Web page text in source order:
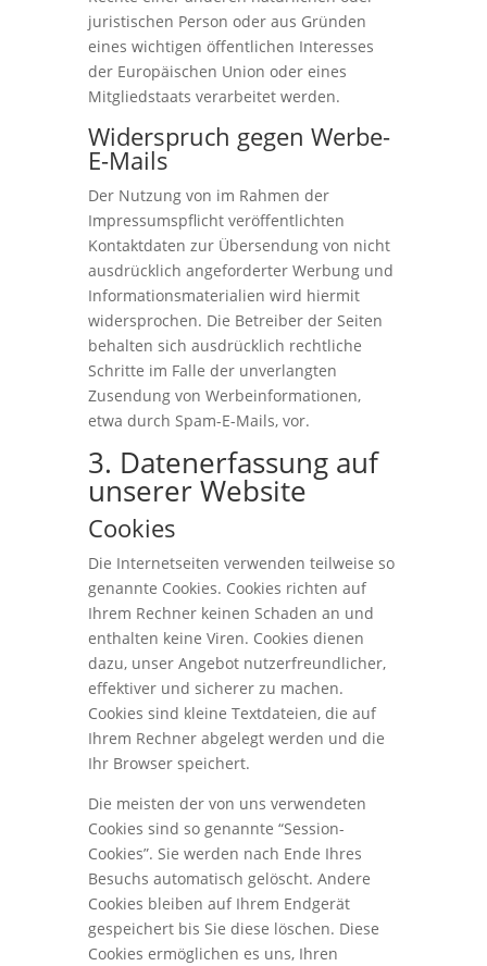
juristischen Person oder aus Gründen
eines wichtigen öffentlichen Interesses
der Europäischen Union oder eines
Mitgliedstaats verarbeitet werden.
Widerspruch gegen Werbe-
E-Mails
Der Nutzung von im Rahmen der
Impressumspflicht veröffentlichten
Kontaktdaten zur Übersendung von nicht
ausdrücklich angeforderter Werbung und
Informationsmaterialien wird hiermit
widersprochen. Die Betreiber der Seiten
behalten sich ausdrücklich rechtliche
Schritte im Falle der unverlangten
Zusendung von Werbeinformationen,
etwa durch Spam-E-Mails, vor.
3. Datenerfassung auf
unserer Website
Cookies
Die Internetseiten verwenden teilweise so
genannte Cookies. Cookies richten auf
Ihrem Rechner keinen Schaden an und
enthalten keine Viren. Cookies dienen
dazu, unser Angebot nutzerfreundlicher,
effektiver und sicherer zu machen.
Cookies sind kleine Textdateien, die auf
Ihrem Rechner abgelegt werden und die
Ihr Browser speichert.
Die meisten der von uns verwendeten
Cookies sind so genannte “Session-
Cookies”. Sie werden nach Ende Ihres
Besuchs automatisch gelöscht. Andere
Cookies bleiben auf Ihrem Endgerät
gespeichert bis Sie diese löschen. Diese
Cookies ermöglichen es uns, Ihren